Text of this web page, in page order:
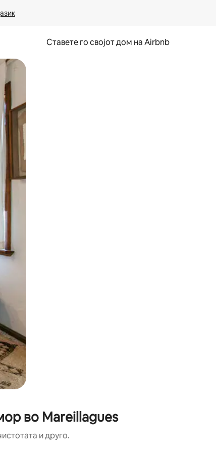
Ставете го својот дом на Airbnb
со лизгање.
во Mareillagues
и друго.